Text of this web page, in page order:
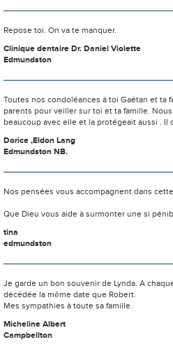
Repose toi. On va te manquer.
Clinique dentaire Dr. Daniel Violette
Edmundston
Toutes nos condoléances à toi Gaétan et ta
parents pour veiller sur toi et ta famille.
beaucoup avec elle et la protégeait aussi . Il
Dorice ,Eldon Lang
Edmundston NB.
Nos pensées vous accompagnent dans
Que Dieu vous aide à surmonter une si
tina
edmundston
Je garde un bon souvenir de Lynda. A
décédée la même date que Robert.
Mes sympathies à toute sa famille.
Micheline Albert
Campbellton